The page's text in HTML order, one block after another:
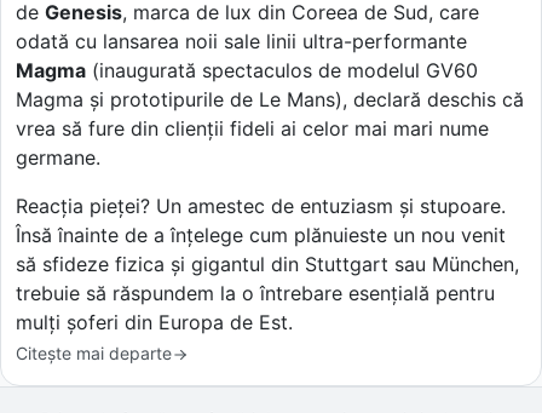
de Genesis, marca de lux din Coreea de Sud, care
odată cu lansarea noii sale linii ultra-performante
Magma (inaugurată spectaculos de modelul GV60
Magma și prototipurile de Le Mans), declară deschis că
vrea să fure din clienții fideli ai celor mai mari nume
germane.
Reacția pieței? Un amestec de entuziasm și stupoare.
Însă înainte de a înțelege cum plănuieste un nou venit
să sfideze fizica și gigantul din Stuttgart sau München,
trebuie să răspundem la o întrebare esențială pentru
mulți șoferi din Europa de Est.
Citește mai departe